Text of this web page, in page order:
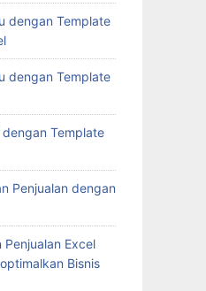
dengan Template
dengan Template
Template
Penjualan dengan
Excel
Bisnis